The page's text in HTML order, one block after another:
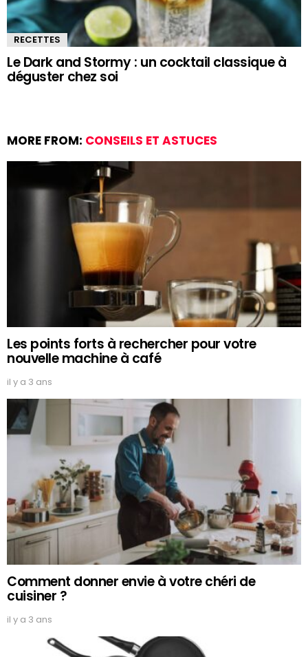
RECETTES
Le Dark and Stormy : un cocktail classique à
déguster chez soi
MORE FROM: CONSEILS ET ASTUCES
Les points forts à rechercher pour votre
nouvelle machine à café
il y a 3 ans
Comment donner envie à votre chéri de
cuisiner ?
il y a 3 ans